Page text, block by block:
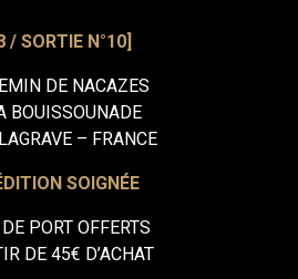
/ SORTIE N°10]
DE NACAZES
BOUISSOUNADE
– FRANCE
SOIGNÉE
PORT OFFERTS
DE 45€ D’ACHAT